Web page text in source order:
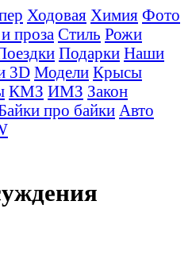
Ходовая Химия Фото
проза Стиль Рожи
Подарки Наши
3D Модели Крысы
КМЗ ИМЗ Закон
про байки Авто